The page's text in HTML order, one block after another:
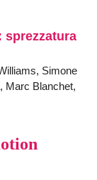
sprezzatura
Simone
Marc Blanchet,